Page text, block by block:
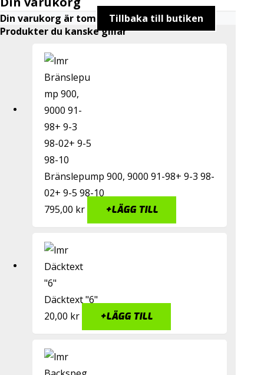
Din varukorg är tom
Tillbaka till butiken
Produkter du kanske gillar
Bränslepump 900, 9000 91-98+ 9-3 98-
02+ 9-5 98-10
795,00 kr +LÄGG TILL
Däcktext "6"
20,00 kr +LÄGG TILL